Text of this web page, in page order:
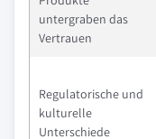
untergraben das
Vertrauen
Regulatorische und
kulturelle
Unterschiede